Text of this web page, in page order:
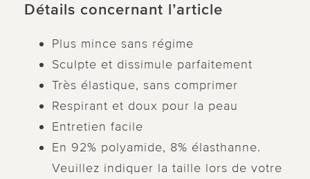
Détails concernant l’article
Plus mince sans régime
Sculpte et dissimule parfaitement
Très élastique, sans comprimer
Respirant et doux pour la peau
Entretien facile
En 92% polyamide, 8% élasthanne.
Veuillez indiquer la taille lors de votre